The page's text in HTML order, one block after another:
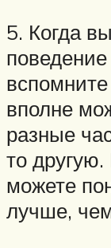
5. Когда
вполне
разные
то
можете
лучше,